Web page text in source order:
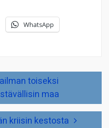
WhatsApp
toiseksi
maa
kriisin kestosta